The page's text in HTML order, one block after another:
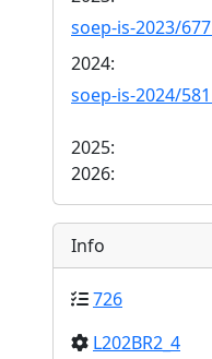
soep-is-2023/677
2024:
soep-is-2024/581
2025:
2026:
Info
726
L202BR2_4